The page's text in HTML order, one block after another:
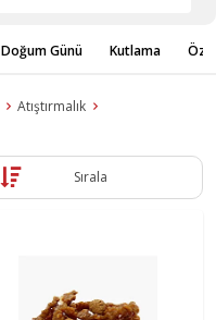
Doğum Günü Kutlama
Atıştırmalık
Sırala